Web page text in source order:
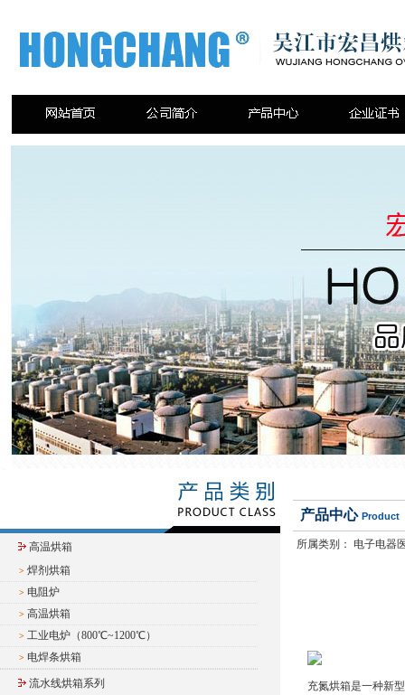
高温烘箱
> 焊剂烘箱
> 电阻炉
> 高温烘箱
> 工业电炉（800℃~1200℃）
> 电焊条烘箱
流水线烘箱系列
产品中心 Product
所属类别： 电子电器
充氮烘箱是一种新